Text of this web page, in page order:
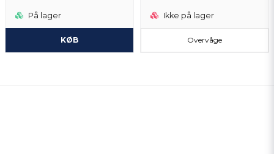
På lager
KØB
Ikke på lager
Overvåge